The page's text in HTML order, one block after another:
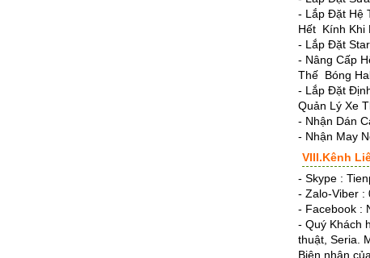
- Lắp Đặt Hệ
Hết Kính Khi
- Lắp Đặt
- Nâng Cấp
Thế Bóng
- Lắp Đặt
Quản Lý Xe
- Nhận Dán
- Nhận May
VIII.Kênh
- Skype :
- Zalo-Viber :
- Facebook :
- Quý Khách
thuật, Seria.
Biên nhận